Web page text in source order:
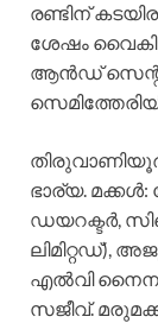
രണ്ടിന്
ശേഷം
ആൻഡ്
ഭാര്യ.
ഡയറക്ടർ,
ലിമിറ്റഡ്),
എൽവി
സജീവ്.